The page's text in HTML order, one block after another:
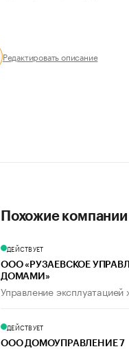
Редактировать описание
Похожие компании
ДЕЙСТВУЕТ
ООО «РУЗАЕВСКОЕ
ДОМАМИ»
Управление
ДЕЙСТВУЕТ
ООО ДОМОУПРАВЛЕНИЕ 7